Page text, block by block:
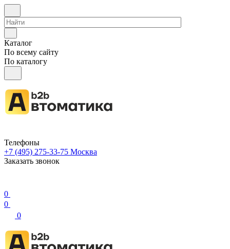
Каталог
По всему сайту
По каталогу
Телефоны
+7 (495) 275-33-75 Москва
Заказать звонок
0
0
0